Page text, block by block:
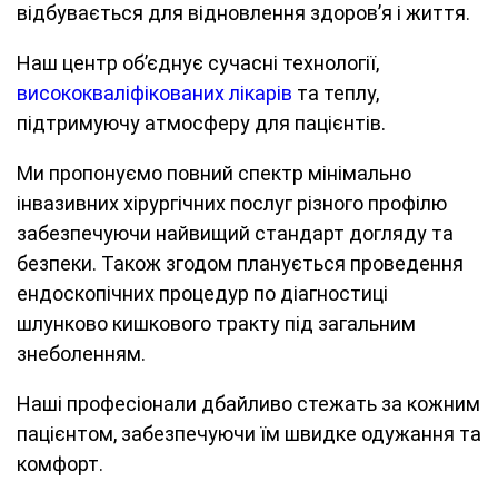
відбувається для відновлення здоров’я і життя.
Наш центр об’єднує сучасні технології,
висококваліфікованих лікарів та теплу,
підтримуючу атмосферу для пацієнтів.
Ми пропонуємо повний спектр мінімально
інвазивних хірургічних послуг різного профілю
забезпечуючи найвищий стандарт догляду та
безпеки. Також згодом планується проведення
ендоскопічних процедур по діагностиці
шлунково кишкового тракту під загальним
знеболенням.
Наші професіонали дбайливо стежать за кожним
пацієнтом, забезпечуючи їм швидке одужання та
комфорт.